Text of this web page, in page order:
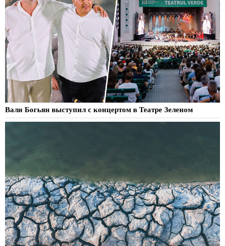
Вали Богьян выступил с концертом в Театре Зеленом